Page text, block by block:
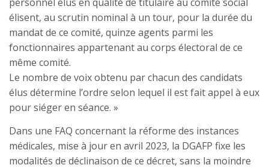
élisent, au scrutin nominal à un tour, pour la durée du
mandat de ce comité, quinze agents parmi les
fonctionnaires appartenant au corps électoral de ce
même comité.
Le nombre de voix obtenu par chacun des candidats
élus détermine l’ordre selon lequel il est fait appel à eux
pour siéger en séance. »
Dans une FAQ concernant la réforme des instances
médicales, mise à jour en avril 2023, la DGAFP fixe les
modalités de déclinaison de ce décret, sans la moindre